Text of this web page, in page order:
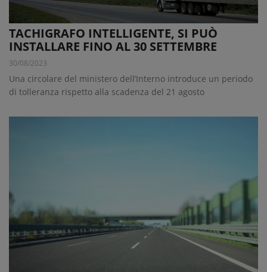
TACHIGRAFO INTELLIGENTE, SI PUÒ
INSTALLARE FINO AL 30 SETTEMBRE
30/08/2023
Una circolare del ministero dell’Interno introduce un periodo
di tolleranza rispetto alla scadenza del 21 agosto